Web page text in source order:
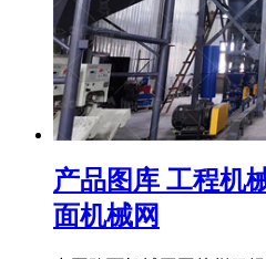
产品图库 工程机
面机械网